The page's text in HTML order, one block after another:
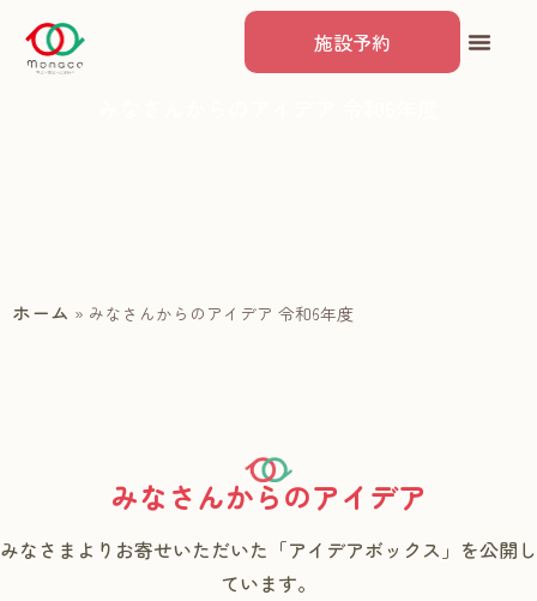
施設予約
ホーム » みなさんからのアイデア 令和6年度
みなさんからのアイデア
みなさまよりお寄せいただいた「アイデアボックス」を公開し
ています。